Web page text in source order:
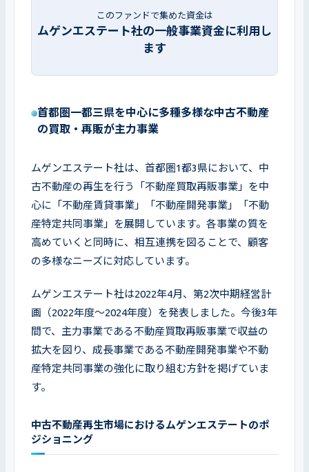
このファンドで集めた資金は
ムゲンエステート社の一般事業資金に利用し
ます
首都圏一都三県を中心に多種多様な中古不動産
の買取・再販が主力事業
ムゲンエステート社は、首都圏1都3県において、中
古不動産の再生を行う「不動産買取再販事業」を中
心に「不動産賃貸事業」「不動産開発事業」「不動
産特定共同事業」を展開しています。各事業の質を
高めていくと同時に、相互連携を図ることで、顧客
の多様なニーズに対応しています。
ムゲンエステート社は2022年4月、第2次中期経営計
画（2022年度～2024年度）を発表しました。今後3年
間で、主力事業である不動産買取再販事業で収益の
拡大を図り、成長事業である不動産開発事業や不動
産特定共同事業の強化に取り組む方針を掲げていま
す。
中古不動産再生市場におけるムゲンエステートのポ
ジショニング